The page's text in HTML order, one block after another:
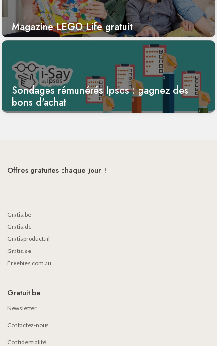
Magazine LEGO Life gratuit
Sondages rémunérés Ipsos : gagnez des
bons d'achat
Offres gratuites chaque jour !
Gratis.be
Gratis.de
Gratisproduct.nl
Gratis.se
Freebies.com.au
Gratuit.be
Newsletter
Contactez-nous
Confidentialité